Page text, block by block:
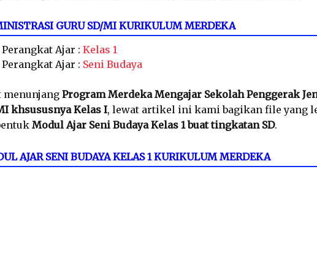
GURU SD/MI KURIKULUM MERDEKA
Perangkat Ajar : Kelas 1
Perangkat Ajar : Seni Budaya
menunjang Program Merdeka Mengajar Sekolah Penggerak
khsususnya Kelas I, lewat artikel ini kami bagikan file yang
Modul Ajar Seni Budaya Kelas 1 buat tingkatan SD.
AJAR SENI BUDAYA KELAS 1 KURIKULUM MERDEKA